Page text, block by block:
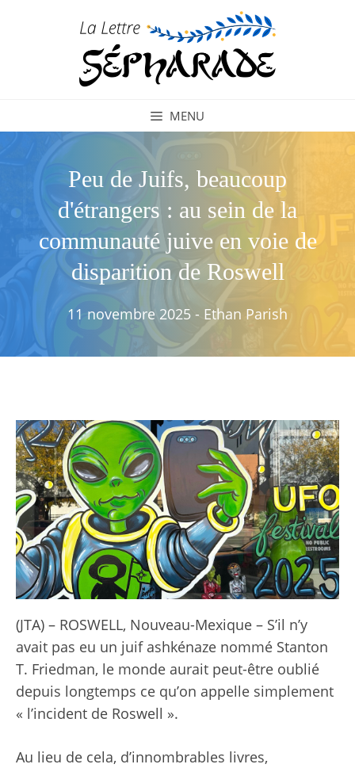
MENU
Peu de Juifs, beaucoup
d'étrangers : au sein de la
communauté juive en voie de
disparition de Roswell
11 novembre 2025 - Ethan Parish
(JTA) – ROSWELL, Nouveau-Mexique – S’il n’y
avait pas eu un juif ashkénaze nommé Stanton
T. Friedman, le monde aurait peut-être oublié
depuis longtemps ce qu’on appelle simplement
« l’incident de Roswell ».
Au lieu de cela, d’innombrables livres,